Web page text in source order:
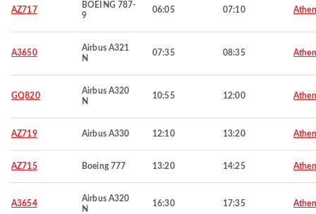
AZ717
BOEING 787-
9
06:05 07:10
A3650
Airbus A321
N
07:35 08:35
GQ820
Airbus A320
N
10:55 12:00
AZ719 Airbus A330 12:10 13:20
AZ715 Boeing 777 13:20 14:25
A3654
Airbus A320
N
16:30 17:35